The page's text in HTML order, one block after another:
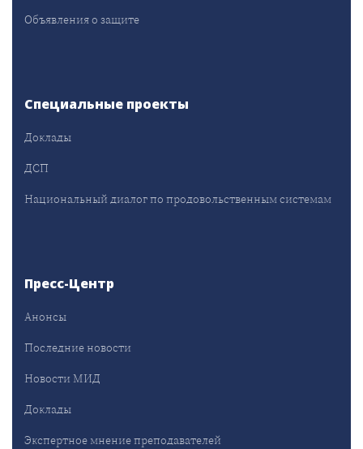
Объявления о защите
Специальные проекты
Доклады
ДСП
Национальный диалог по продовольственным системам
Пресс-Центр
Анонсы
Последние новости
Новости МИД
Доклады
Экспертное мнение преподавателей